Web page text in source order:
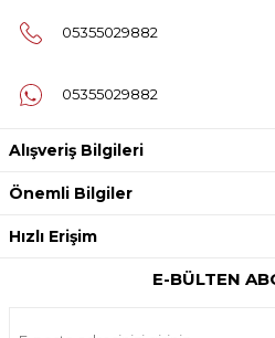
05355029882
05355029882
Alışveriş Bilgileri
Önemli Bilgiler
Hızlı Erişim
E-BÜLTEN